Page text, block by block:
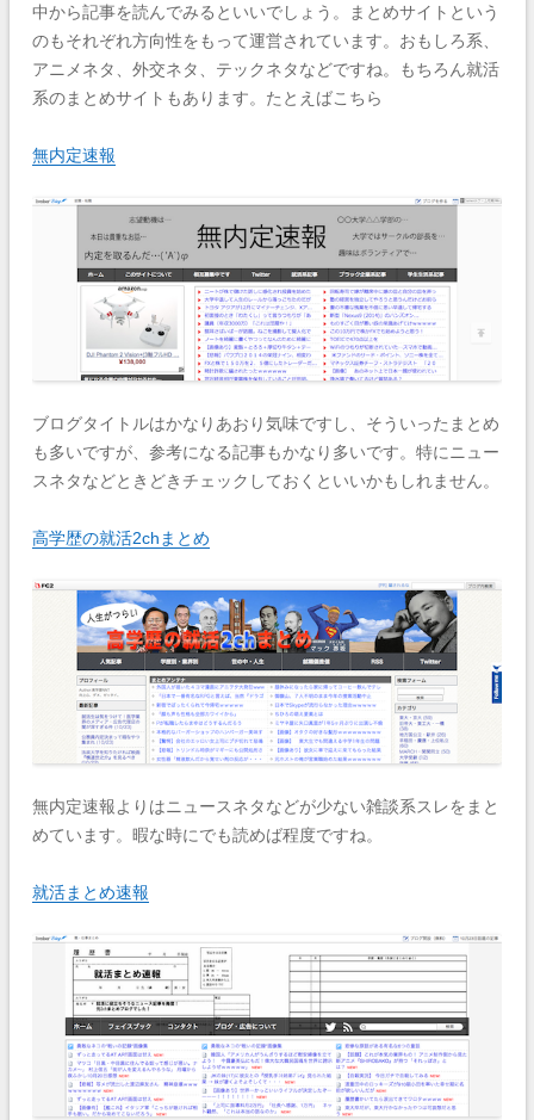
中から記事を読んでみるといいでしょう。まとめサイトという
のもそれぞれ方向性をもって運営されています。おもしろ系、
アニメネタ、外交ネタ、テックネタなどですね。もちろん就活
系のまとめサイトもあります。たとえばこちら
無内定速報
ブログタイトルはかなりあおり気味ですし、そういったまとめ
も多いですが、参考になる記事もかなり多いです。特にニュー
スネタなどときどきチェックしておくといいかもしれません。
高学歴の就活2chまとめ
無内定速報よりはニュースネタなどが少ない雑談系スレをまと
めています。暇な時にでも読めば程度ですね。
就活まとめ速報